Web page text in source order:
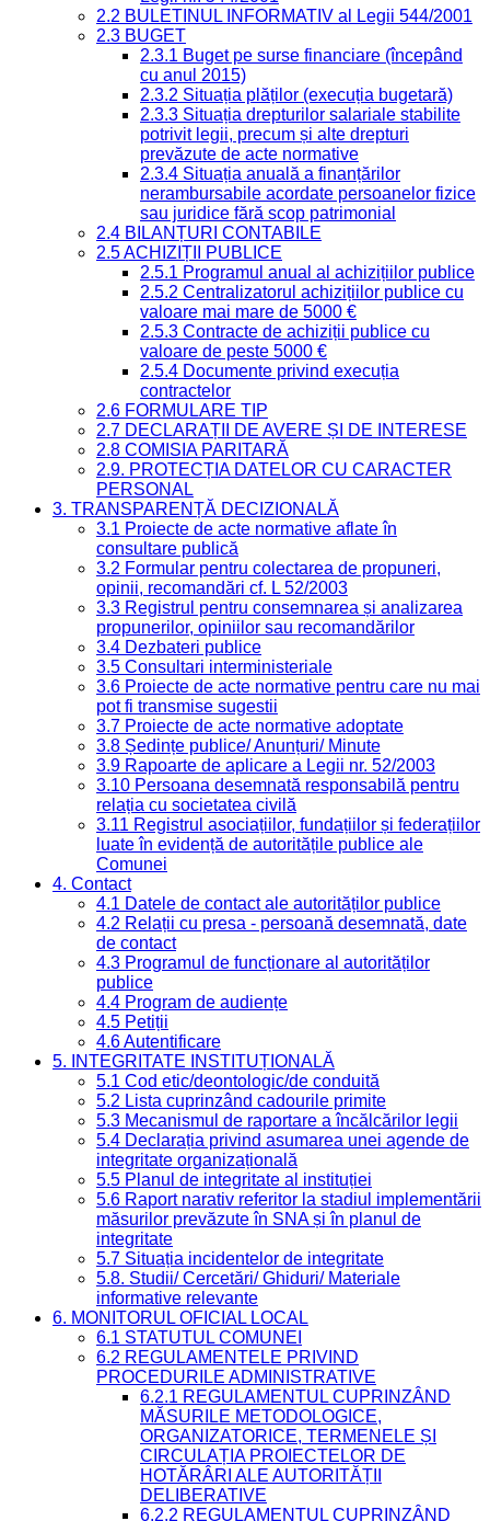
2.2 BULETINUL INFORMATIV al Legii 544/2001
2.3 BUGET
2.3.1 Buget pe surse financiare (începând
cu anul 2015)
2.3.2 Situația plăților (execuția bugetară)
2.3.3 Situația drepturilor salariale stabilite
potrivit legii, precum și alte drepturi
prevăzute de acte normative
2.3.4 Situația anuală a finanțărilor
nerambursabile acordate persoanelor fizice
sau juridice fără scop patrimonial
2.4 BILANȚURI CONTABILE
2.5 ACHIZIȚII PUBLICE
2.5.1 Programul anual al achizițiilor publice
2.5.2 Centralizatorul achizițiilor publice cu
valoare mai mare de 5000 €
2.5.3 Contracte de achiziții publice cu
valoare de peste 5000 €
2.5.4 Documente privind execuția
contractelor
2.6 FORMULARE TIP
2.7 DECLARAȚII DE AVERE ȘI DE INTERESE
2.8 COMISIA PARITARĂ
2.9. PROTECȚIA DATELOR CU CARACTER
PERSONAL
3. TRANSPARENȚĂ DECIZIONALĂ
3.1 Proiecte de acte normative aflate în
consultare publică
3.2 Formular pentru colectarea de propuneri,
opinii, recomandări cf. L 52/2003
3.3 Registrul pentru consemnarea și analizarea
propunerilor, opiniilor sau recomandărilor
3.4 Dezbateri publice
3.5 Consultari interministeriale
3.6 Proiecte de acte normative pentru care nu mai
pot fi transmise sugestii
3.7 Proiecte de acte normative adoptate
3.8 Ședințe publice/ Anunțuri/ Minute
3.9 Rapoarte de aplicare a Legii nr. 52/2003
3.10 Persoana desemnată responsabilă pentru
relația cu societatea civilă
3.11 Registrul asociațiilor, fundațiilor și federațiilor
luate în evidență de autoritățile publice ale
Comunei
4. Contact
4.1 Datele de contact ale autorităților publice
4.2 Relații cu presa - persoană desemnată, date
de contact
4.3 Programul de funcționare al autorităților
publice
4.4 Program de audiențe
4.5 Petiții
4.6 Autentificare
5. INTEGRITATE INSTITUȚIONALĂ
5.1 Cod etic/deontologic/de conduită
5.2 Lista cuprinzând cadourile primite
5.3 Mecanismul de raportare a încălcărilor legii
5.4 Declarația privind asumarea unei agende de
integritate organizațională
5.5 Planul de integritate al instituției
5.6 Raport narativ referitor la stadiul implementării
măsurilor prevăzute în SNA și în planul de
integritate
5.7 Situația incidentelor de integritate
5.8. Studii/ Cercetări/ Ghiduri/ Materiale
informative relevante
6. MONITORUL OFICIAL LOCAL
6.1 STATUTUL COMUNEI
6.2 REGULAMENTELE PRIVIND
PROCEDURILE ADMINISTRATIVE
6.2.1 REGULAMENTUL CUPRINZÂND
MĂSURILE METODOLOGICE,
ORGANIZATORICE, TERMENELE ȘI
CIRCULAȚIA PROIECTELOR DE
HOTĂRÂRI ALE AUTORITĂȚII
DELIBERATIVE
6.2.2 REGULAMENTUL CUPRINZÂND